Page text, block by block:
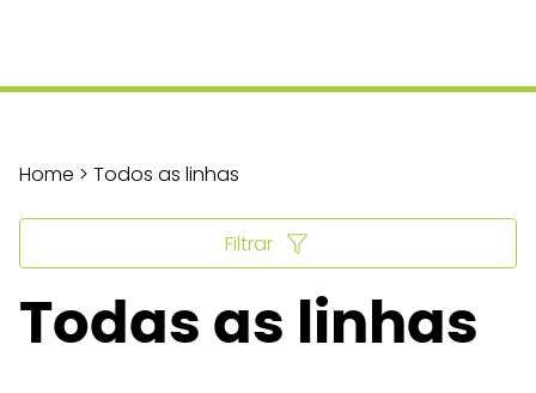
Todas as linhas
Home > Todos as linhas
Filtrar